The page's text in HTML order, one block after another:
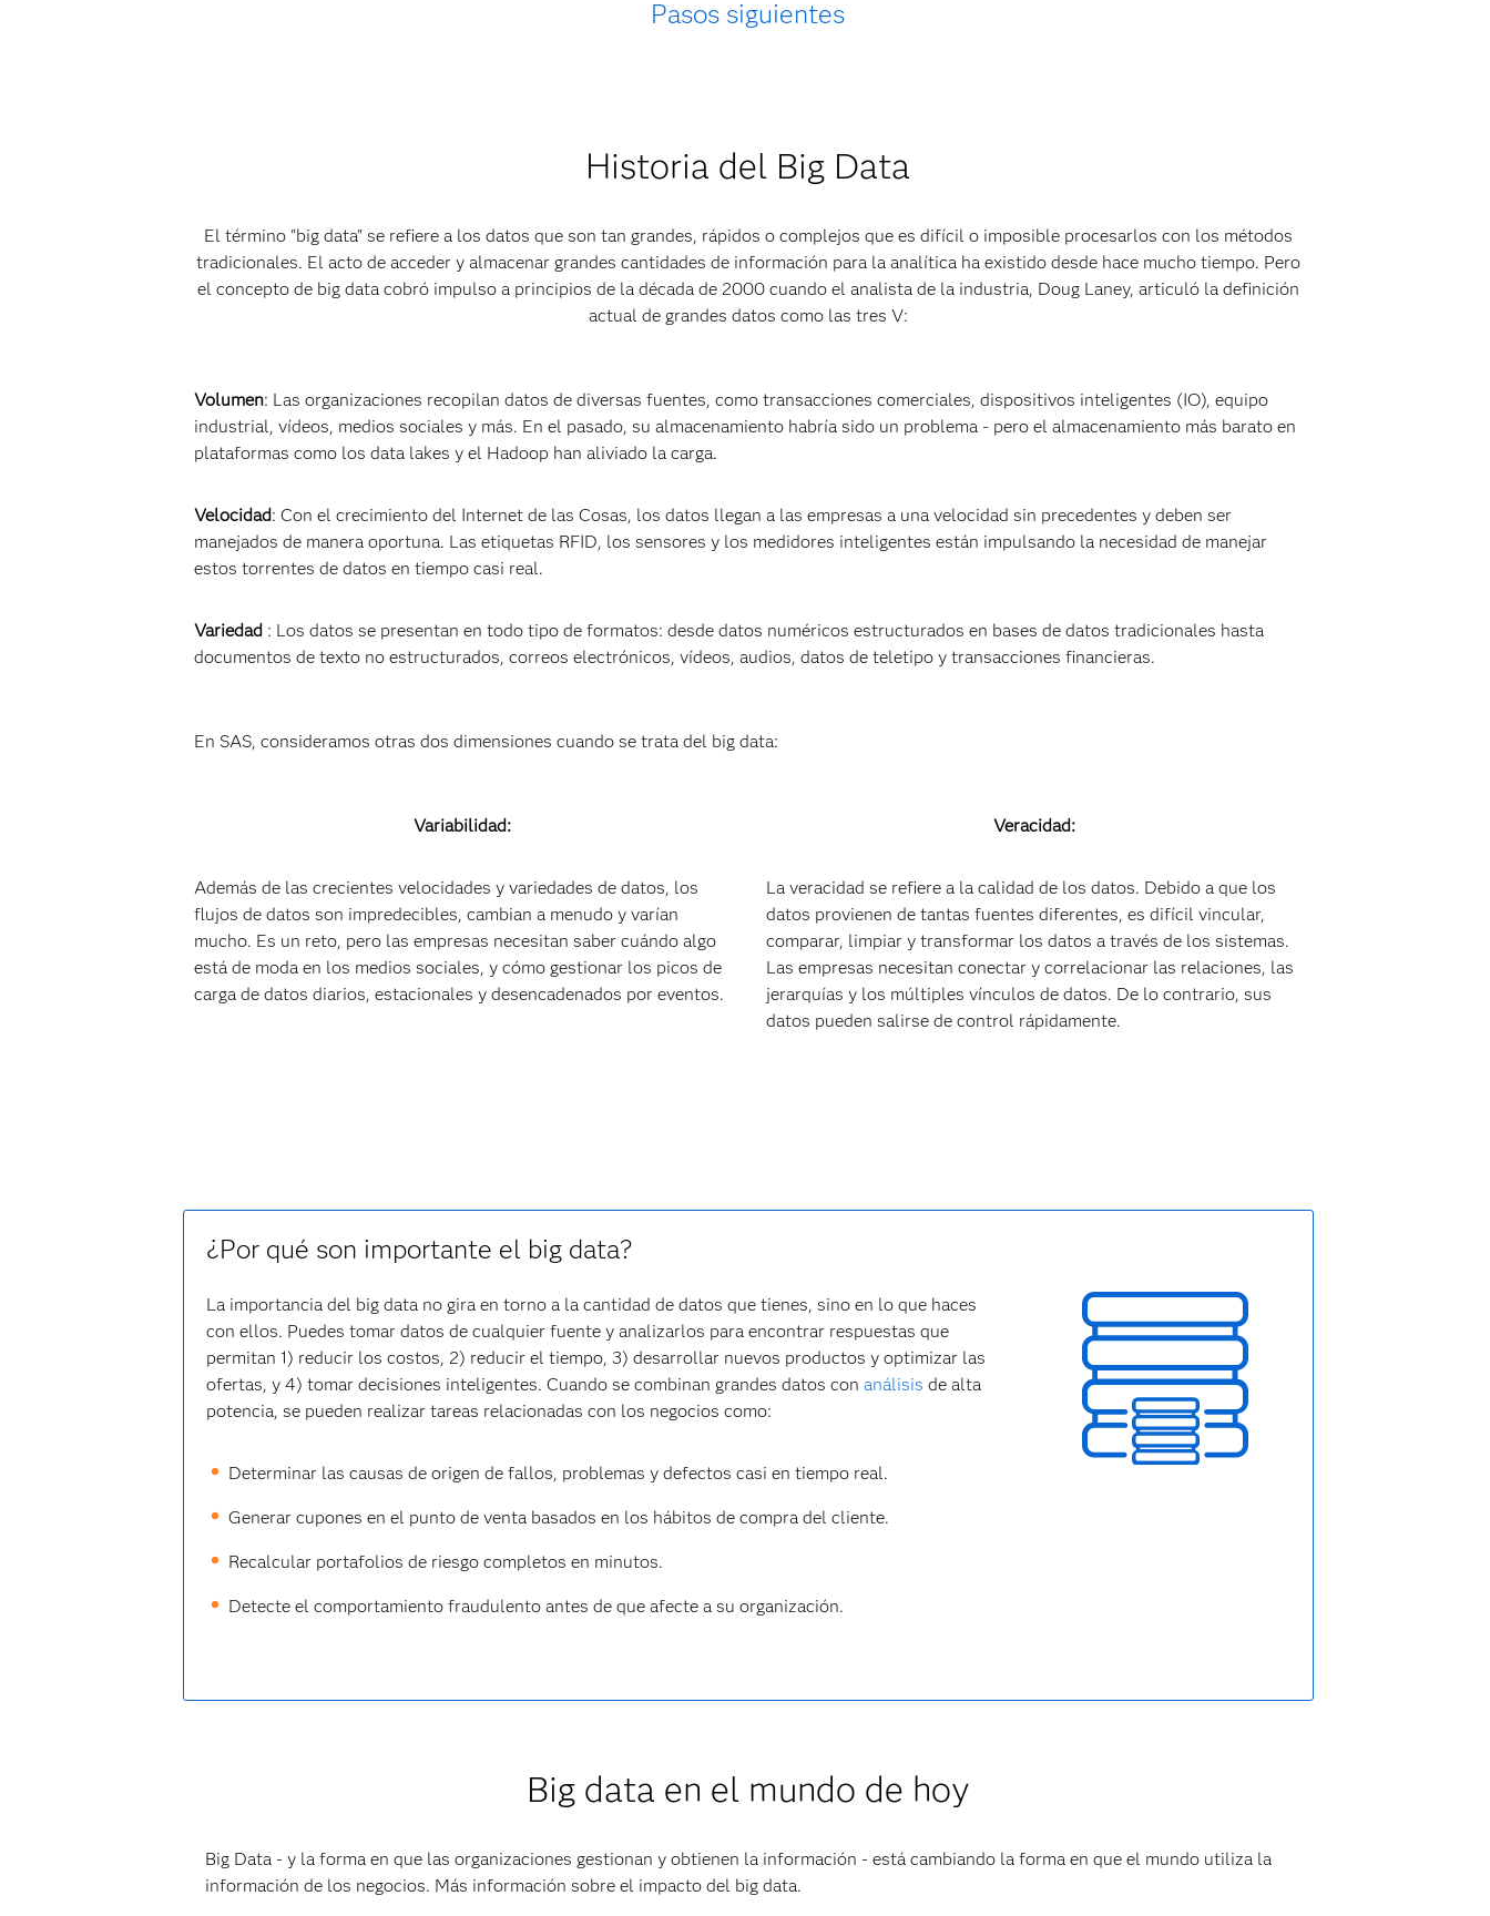
Pasos siguientes
Historia del Big Data
El término "big data" se refiere a los datos que son tan grandes, rápidos o complejos que es difícil o imposible procesarlos con los métodos
tradicionales. El acto de acceder y almacenar grandes cantidades de información para la analítica ha existido desde hace mucho tiempo. Pero
el concepto de big data cobró impulso a principios de la década de 2000 cuando el analista de la industria, Doug Laney, articuló la definición
actual de grandes datos como las tres V:
Volumen: Las organizaciones recopilan datos de diversas fuentes, como transacciones comerciales, dispositivos inteligentes (IO), equipo
industrial, vídeos, medios sociales y más. En el pasado, su almacenamiento habría sido un problema - pero el almacenamiento más barato en
plataformas como los data lakes y el Hadoop han aliviado la carga.
Velocidad: Con el crecimiento del Internet de las Cosas, los datos llegan a las empresas a una velocidad sin precedentes y deben ser
manejados de manera oportuna. Las etiquetas RFID, los sensores y los medidores inteligentes están impulsando la necesidad de manejar
estos torrentes de datos en tiempo casi real.
Variedad : Los datos se presentan en todo tipo de formatos: desde datos numéricos estructurados en bases de datos tradicionales hasta
documentos de texto no estructurados, correos electrónicos, vídeos, audios, datos de teletipo y transacciones financieras.
En SAS, consideramos otras dos dimensiones cuando se trata del big data:
Variabilidad:
Además de las crecientes velocidades y variedades de datos, los
flujos de datos son impredecibles, cambian a menudo y varían
mucho. Es un reto, pero las empresas necesitan saber cuándo algo
está de moda en los medios sociales, y cómo gestionar los picos de
carga de datos diarios, estacionales y desencadenados por eventos.
Veracidad:
La veracidad se refiere a la calidad de los datos. Debido a que los
datos provienen de tantas fuentes diferentes, es difícil vincular,
comparar, limpiar y transformar los datos a través de los sistemas.
Las empresas necesitan conectar y correlacionar las relaciones, las
jerarquías y los múltiples vínculos de datos. De lo contrario, sus
datos pueden salirse de control rápidamente.
¿Por qué son importante el big data?
La importancia del big data no gira en torno a la cantidad de datos que tienes, sino en lo que haces
con ellos. Puedes tomar datos de cualquier fuente y analizarlos para encontrar respuestas que
permitan 1) reducir los costos, 2) reducir el tiempo, 3) desarrollar nuevos productos y optimizar las
ofertas, y 4) tomar decisiones inteligentes. Cuando se combinan grandes datos con análisis de alta
potencia, se pueden realizar tareas relacionadas con los negocios como:
Determinar las causas de origen de fallos, problemas y defectos casi en tiempo real.
Generar cupones en el punto de venta basados en los hábitos de compra del cliente.
Recalcular portafolios de riesgo completos en minutos.
Detecte el comportamiento fraudulento antes de que afecte a su organización.
Big data en el mundo de hoy
Big Data - y la forma en que las organizaciones gestionan y obtienen la información - está cambiando la forma en que el mundo utiliza la
información de los negocios. Más información sobre el impacto del big data.